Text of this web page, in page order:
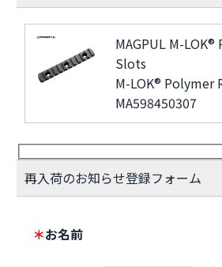
MAGPUL M-
Slots
M-LOK® Polymer
MA598450307
再入荷のお知らせ登録フォーム
＊お名前